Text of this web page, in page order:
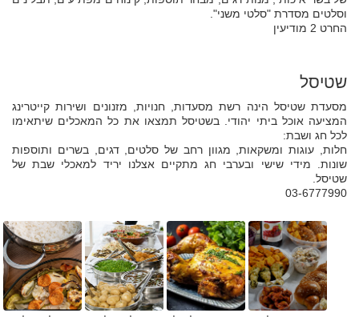
וסלטים מסדרת "סלטי משני".
החרט 2 מודיעין
שטיסל
מסעדת שטיסל הינה רשת מסעדות, חנויות, מזנונים ושירות קייטרינג
המציעה אוכל ביתי יהודי. בשטיסל תמצאו את כל המאכלים שיתאימו
לכל חג ושבת:
חלות, עוגות ומשקאות, מגוון רחב של סלטים, דגים, בשרים ותוספות
שונות. מידי שישי ובערבי חג מתקיים אצלנו יריד למאכלי שבת של
שטיסל.
03-6777990